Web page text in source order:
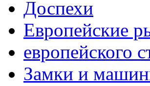
Доспехи
Европейские
европейского
Замки и